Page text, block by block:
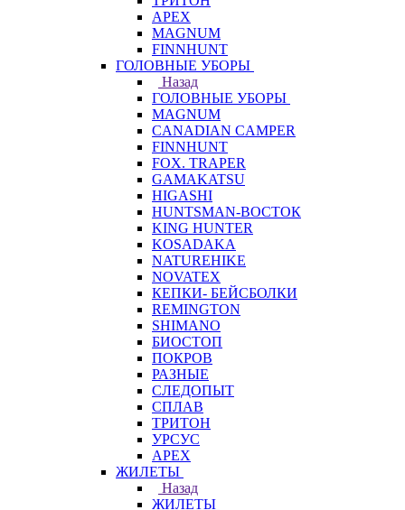
APEX
MAGNUM
FINNHUNT
ГОЛОВНЫЕ УБОРЫ
Назад
ГОЛОВНЫЕ УБОРЫ
MAGNUM
CANADIAN CAMPER
FINNHUNT
FOX. TRAPER
GAMAKATSU
HIGASHI
HUNTSMAN-ВОСТОК
KING HUNTER
KOSADAKA
NATUREHIKE
NOVATEX
КЕПКИ- БЕЙСБОЛКИ
REMINGTON
SHIMANO
БИОСТОП
ПОКРОВ
РАЗНЫЕ
СЛЕДОПЫТ
СПЛАВ
ТРИТОН
УРСУС
APEX
ЖИЛЕТЫ
Назад
ЖИЛЕТЫ